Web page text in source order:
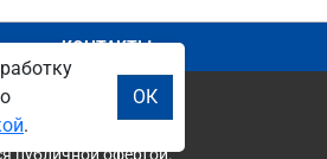
КОНТАКТЫ
публичной офертой.
.
ОК